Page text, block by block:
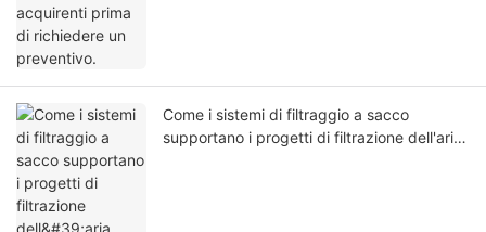
Come i sistemi di filtraggio a sacco
supportano i progetti di filtrazione dell'aria